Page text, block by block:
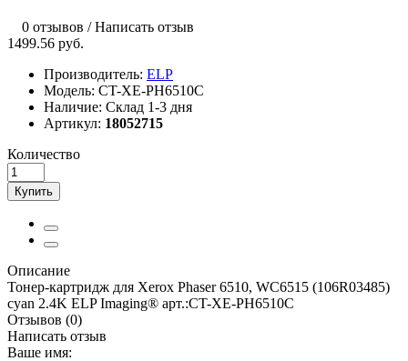
0 отзывов /Написать отзыв
1499.56 руб.
Производитель: ELP
Модель: CT-XE-PH6510C
Наличие: Склад 1-3 дня
Артикул: 18052715
Количество
Купить
Описание
Тонер-картридж для Xerox Phaser 6510, WC6515 (106R03485)
cyan 2.4K ELP Imaging® арт.:CT-XE-PH6510C
Отзывов (0)
Написать отзыв
Ваше имя: